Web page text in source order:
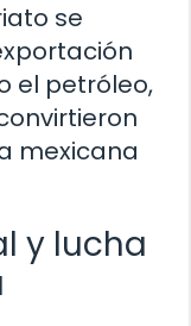
se
el petróleo,
mexicana
y lucha